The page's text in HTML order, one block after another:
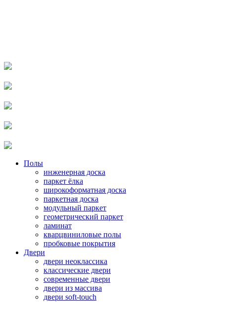
Полы
инженерная доска
паркет ёлка
широкоформатная доска
паркетная доска
модульный паркет
геометрический паркет
ламинат
кварцвиниловые полы
пробковые покрытия
Двери
двери неоклассика
классические двери
современные двери
двери из массива
двери soft-touch